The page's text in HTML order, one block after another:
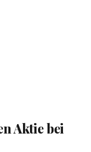
Aktie bei